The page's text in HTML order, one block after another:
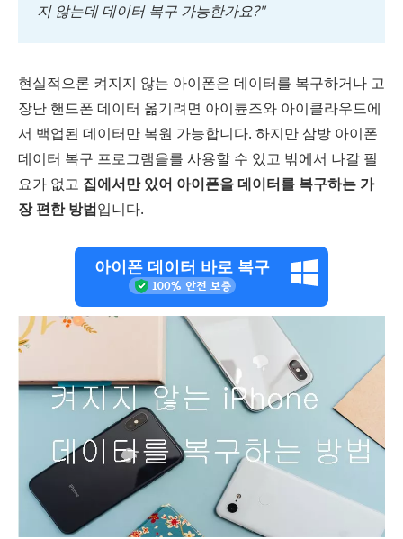
지 않는데 데이터 복구 가능한가요?"
현실적으론 켜지지 않는 아이폰은 데이터를 복구하거나 고
장난 핸드폰 데이터 옮기려면 아이튠즈와 아이클라우드에
서 백업된 데이터만 복원 가능합니다. 하지만 삼방 아이폰
데이터 복구 프로그램을를 사용할 수 있고 밖에서 나갈 필
요가 없고 집에서만 있어 아이폰을 데이터를 복구하는 가
장 편한 방법입니다.
아이폰 데이터 바로 복구